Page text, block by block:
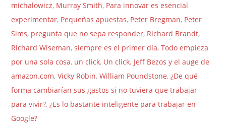
michalowicz, Murray Smith, Para innovar es esencial
experimentar, Pequeñas apuestas, Peter Bregman, Peter
Sims, pregunta que no sepa responder, Richard Brandt,
Richard Wiseman,siempre es el primer día,Todo empieza
por una sola cosa, un click, Un click. Jeff Bezos y el auge de
amazon.com,Vicky Robin,William Poundstone,¿De qué
forma cambiarían sus gastos si no tuviera que trabajar
para vivir?,¿Es lo bastante inteligente para trabajar en
Google?